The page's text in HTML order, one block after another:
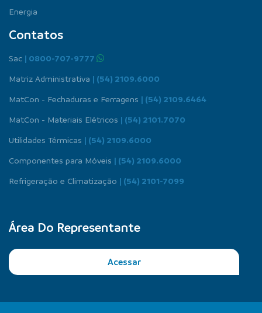
Energia
Contatos
Sac | 0800-707-9777
Matriz Administrativa | (54) 2109.6000
MatCon - Fechaduras e Ferragens | (54) 2109.6464
MatCon - Materiais Elétricos | (54) 2101.7070
Utilidades Térmicas | (54) 2109.6000
Componentes para Móveis | (54) 2109.6000
Refrigeração e Climatização | (54) 2101-7099
Área Do Representante
Acessar